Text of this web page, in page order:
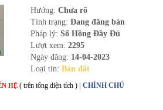
Hướng: Chưa rõ
Tình trạng: Đang đăng bán
Pháp lý: Sổ Hồng Đầy Đủ
Lượt xem: 2295
Ngày đăng: 14-04-2023
Loại tin: Bán đất
HỆ ( trên tổng diện tích ) | CHÍNH CHỦ